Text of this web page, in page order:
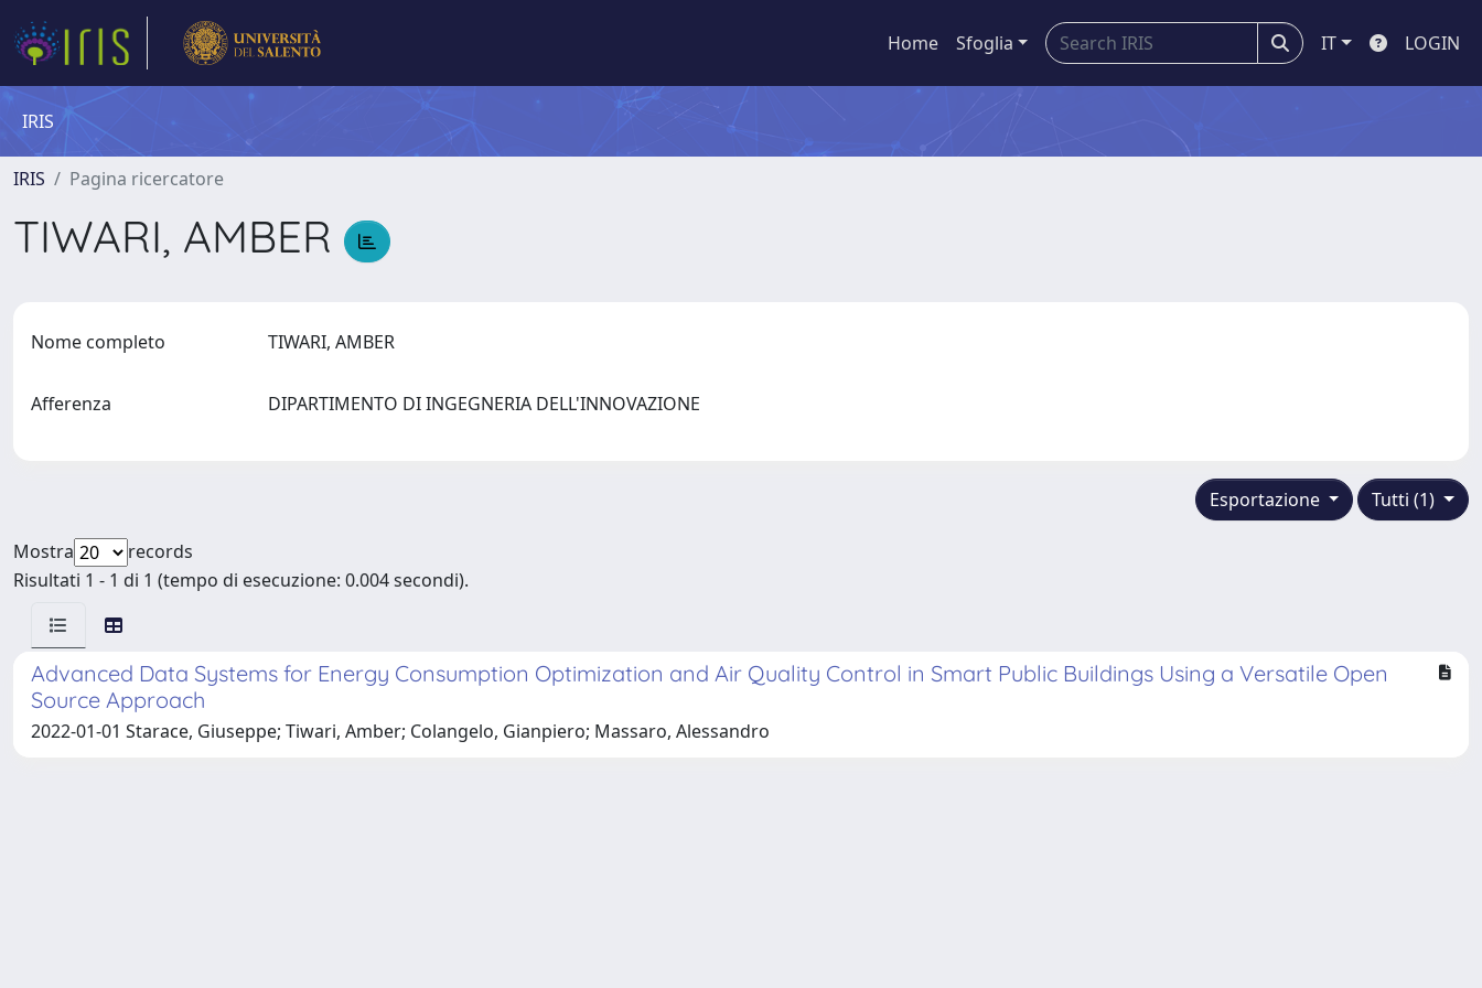
Home Sfoglia IT LOGIN
IRIS
IRIS Pagina ricercatore
TIWARI, AMBER
Nome completo TIWARI, AMBER
Afferenza DIPARTIMENTO DI INGEGNERIA DELL'INNOVAZIONE
Tutti (1)
Esportazione
Mostra
records
Risultati 1 - 1 di 1 (tempo di esecuzione: 0.004 secondi).
Advanced Data Systems for Energy Consumption Optimization and Air Quality Control in Smart Public Buildings Using a Versatile Open
Source Approach
2022-01-01 Starace, Giuseppe; Tiwari, Amber; Colangelo, Gianpiero; Massaro, Alessandro